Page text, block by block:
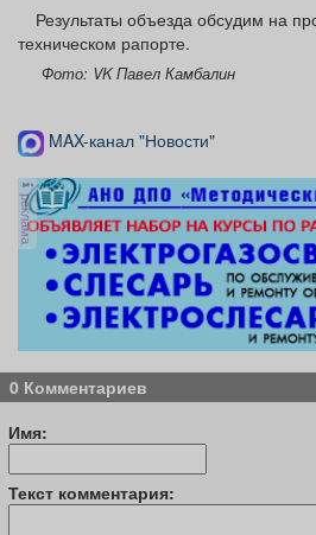
Результаты объезда обсудим на
техническом рапорте.
Фото: VK Павел Камбалин
MAX-канал "Новости"
реклама
0 Комментариев
Имя:
Текст комментария: